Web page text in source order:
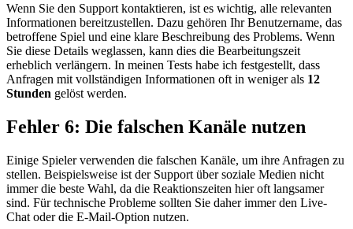
Wenn Sie den Support kontaktieren, ist es wichtig, alle relevanten
Informationen bereitzustellen. Dazu gehören Ihr Benutzername, das
betroffene Spiel und eine klare Beschreibung des Problems. Wenn
Sie diese Details weglassen, kann dies die Bearbeitungszeit
erheblich verlängern. In meinen Tests habe ich festgestellt, dass
Anfragen mit vollständigen Informationen oft in weniger als 12
Stunden gelöst werden.
Fehler 6: Die falschen Kanäle nutzen
Einige Spieler verwenden die falschen Kanäle, um ihre Anfragen zu
stellen. Beispielsweise ist der Support über soziale Medien nicht
immer die beste Wahl, da die Reaktionszeiten hier oft langsamer
sind. Für technische Probleme sollten Sie daher immer den Live-
Chat oder die E-Mail-Option nutzen.